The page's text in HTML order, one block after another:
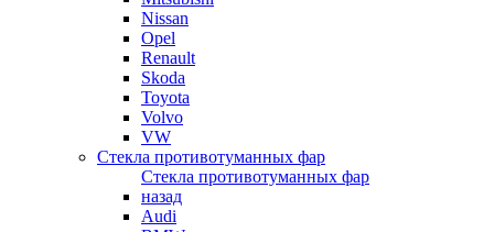
Nissan
Opel
Renault
Skoda
Toyota
Volvo
VW
Стекла противотуманных фар
Стекла противотуманных фар
назад
Audi